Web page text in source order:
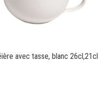
avec tasse, blanc 26cl,21cl